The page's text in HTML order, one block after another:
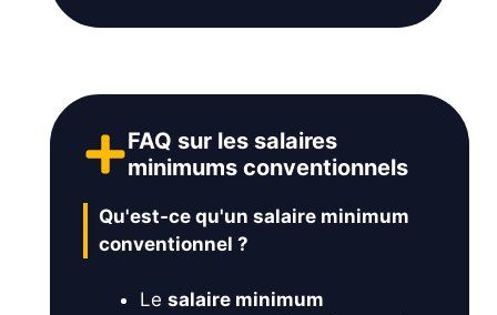
FAQ sur les salaires
minimums conventionnels
Qu'est-ce qu'un salaire minimum
conventionnel ?
Le salaire minimum